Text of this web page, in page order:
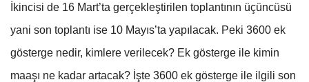
İkincisi de 16 Mart’ta gerçekleştirilen toplantının üçüncüsü
yani son toplantı ise 10 Mayıs’ta yapılacak. Peki 3600 ek
gösterge nedir, kimlere verilecek? Ek gösterge ile kimin
maaşı ne kadar artacak? İşte 3600 ek gösterge ile ilgili son